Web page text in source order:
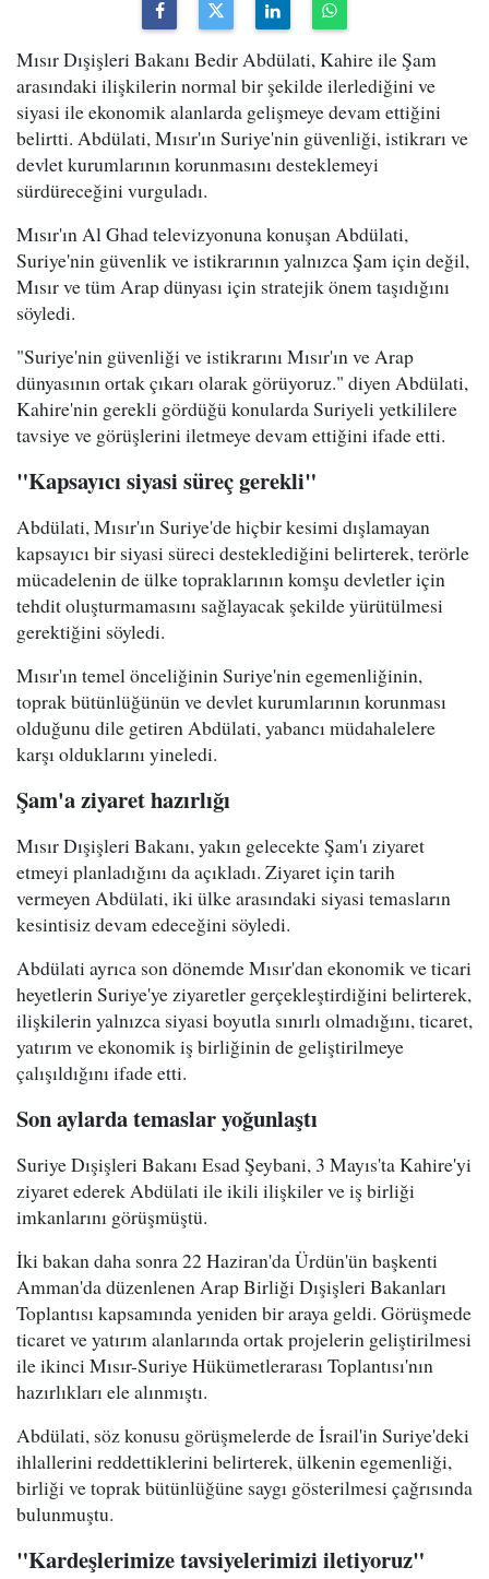
Mısır Dışişleri Bakanı Bedir Abdülati, Kahire ile Şam
arasındaki ilişkilerin normal bir şekilde ilerlediğini ve
siyasi ile ekonomik alanlarda gelişmeye devam ettiğini
belirtti. Abdülati, Mısır'ın Suriye'nin güvenliği, istikrarı ve
devlet kurumlarının korunmasını desteklemeyi
sürdüreceğini vurguladı.
Mısır'ın Al Ghad televizyonuna konuşan Abdülati,
Suriye'nin güvenlik ve istikrarının yalnızca Şam için değil,
Mısır ve tüm Arap dünyası için stratejik önem taşıdığını
söyledi.
"Suriye'nin güvenliği ve istikrarını Mısır'ın ve Arap
dünyasının ortak çıkarı olarak görüyoruz." diyen Abdülati,
Kahire'nin gerekli gördüğü konularda Suriyeli yetkililere
tavsiye ve görüşlerini iletmeye devam ettiğini ifade etti.
"Kapsayıcı siyasi süreç gerekli"
Abdülati, Mısır'ın Suriye'de hiçbir kesimi dışlamayan
kapsayıcı bir siyasi süreci desteklediğini belirterek, terörle
mücadelenin de ülke topraklarının komşu devletler için
tehdit oluşturmamasını sağlayacak şekilde yürütülmesi
gerektiğini söyledi.
Mısır'ın temel önceliğinin Suriye'nin egemenliğinin,
toprak bütünlüğünün ve devlet kurumlarının korunması
olduğunu dile getiren Abdülati, yabancı müdahalelere
karşı olduklarını yineledi.
Şam'a ziyaret hazırlığı
Mısır Dışişleri Bakanı, yakın gelecekte Şam'ı ziyaret
etmeyi planladığını da açıkladı. Ziyaret için tarih
vermeyen Abdülati, iki ülke arasındaki siyasi temasların
kesintisiz devam edeceğini söyledi.
Abdülati ayrıca son dönemde Mısır'dan ekonomik ve ticari
heyetlerin Suriye'ye ziyaretler gerçekleştirdiğini belirterek,
ilişkilerin yalnızca siyasi boyutla sınırlı olmadığını, ticaret,
yatırım ve ekonomik iş birliğinin de geliştirilmeye
çalışıldığını ifade etti.
Son aylarda temaslar yoğunlaştı
Suriye Dışişleri Bakanı Esad Şeybani, 3 Mayıs'ta Kahire'yi
ziyaret ederek Abdülati ile ikili ilişkiler ve iş birliği
imkanlarını görüşmüştü.
İki bakan daha sonra 22 Haziran'da Ürdün'ün başkenti
Amman'da düzenlenen Arap Birliği Dışişleri Bakanları
Toplantısı kapsamında yeniden bir araya geldi. Görüşmede
ticaret ve yatırım alanlarında ortak projelerin geliştirilmesi
ile ikinci Mısır-Suriye Hükümetlerarası Toplantısı'nın
hazırlıkları ele alınmıştı.
Abdülati, söz konusu görüşmelerde de İsrail'in Suriye'deki
ihlallerini reddettiklerini belirterek, ülkenin egemenliği,
birliği ve toprak bütünlüğüne saygı gösterilmesi çağrısında
bulunmuştu.
"Kardeşlerimize tavsiyelerimizi iletiyoruz"